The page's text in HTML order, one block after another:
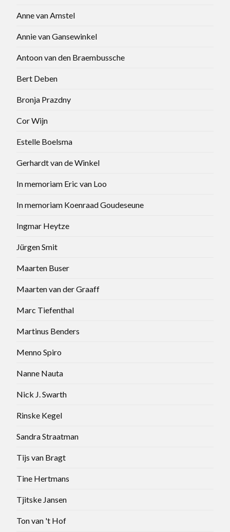
Anne van Amstel
Annie van Gansewinkel
Antoon van den Braembussche
Bert Deben
Bronja Prazdny
Cor Wijn
Estelle Boelsma
Gerhardt van de Winkel
In memoriam Eric van Loo
In memoriam Koenraad Goudeseune
Ingmar Heytze
Jürgen Smit
Maarten Buser
Maarten van der Graaff
Marc Tiefenthal
Martinus Benders
Menno Spiro
Nanne Nauta
Nick J. Swarth
Rinske Kegel
Sandra Straatman
Tijs van Bragt
Tine Hertmans
Tjitske Jansen
Ton van 't Hof